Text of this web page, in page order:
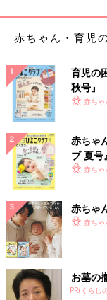
げるといいでしょう
Ｑ 季節の変わり目
子）
Ａ 生活リズムを崩
体調管理で大切な
くり寝ていたいもの
間帯にお昼寝できる
出かけに連れ回さ
ウイルスなどに感
がおすすめです。
夏～秋 赤ちゃ
て！
赤ちゃんは基本的に
とはいえ、お散歩の
マ・パパは様子を見
赤ちゃん・育児
育児の
秋号』
いっぱ
赤ちゃ
赤ちゃ
ブ 夏号
く！ お
赤ちゃ
赤ちゃ
赤ちゃ
お墓の
PR(くらし